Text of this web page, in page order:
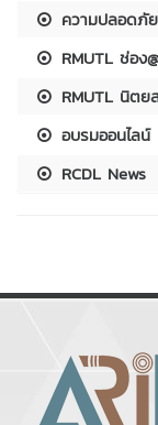
ความปลอดภัย
RMUTL ช่อง
RMUTL นิตย
อบรมออนไลน์
RCDL News